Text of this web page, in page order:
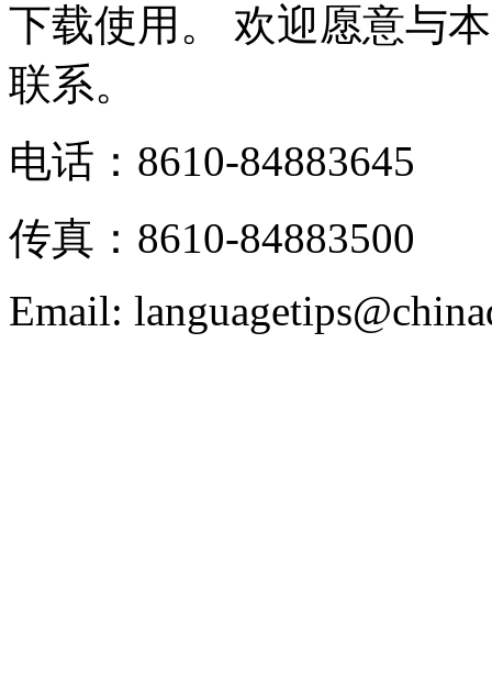
下载使用。 欢迎愿意与
联系。
电话：8610-84883645
传真：8610-84883500
Email: